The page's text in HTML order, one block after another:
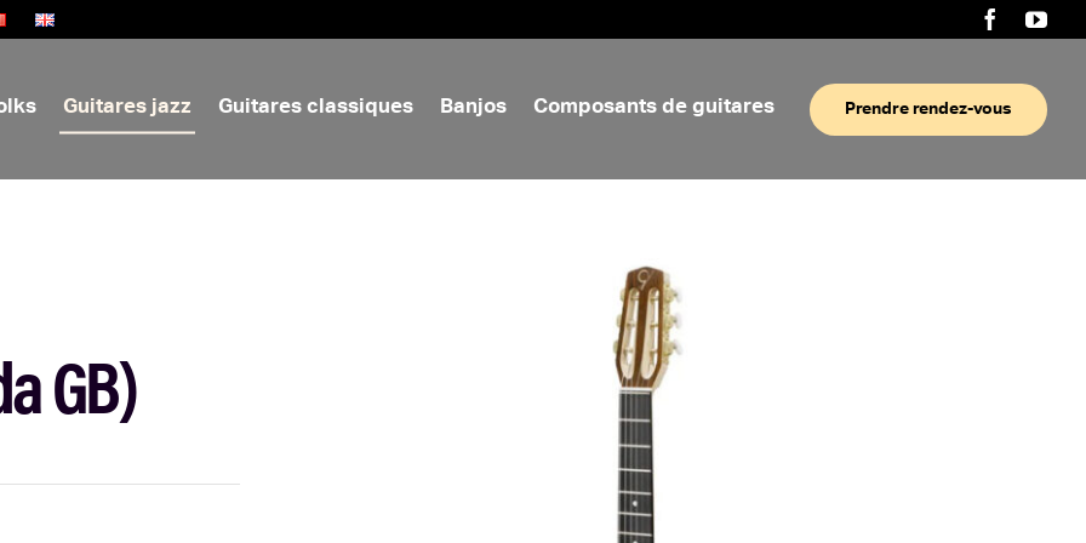
Guitares jazz Guitares classiques Banjos Composants de guitares Prendre rendez-vous
GB)